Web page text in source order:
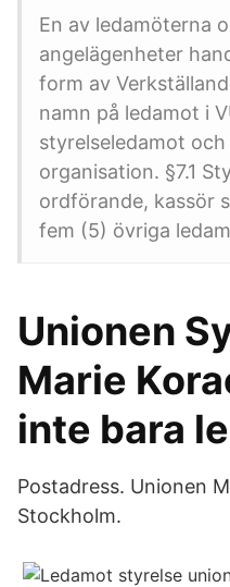
En av ledamöterna
angelägenheter
form av
namn på ledamot i
styrelseledamot
organisation. §7.1
ordförande, kassör
fem (5) övriga
Unionen
Marie
inte bara
Postadress. Unionen
Stockholm.